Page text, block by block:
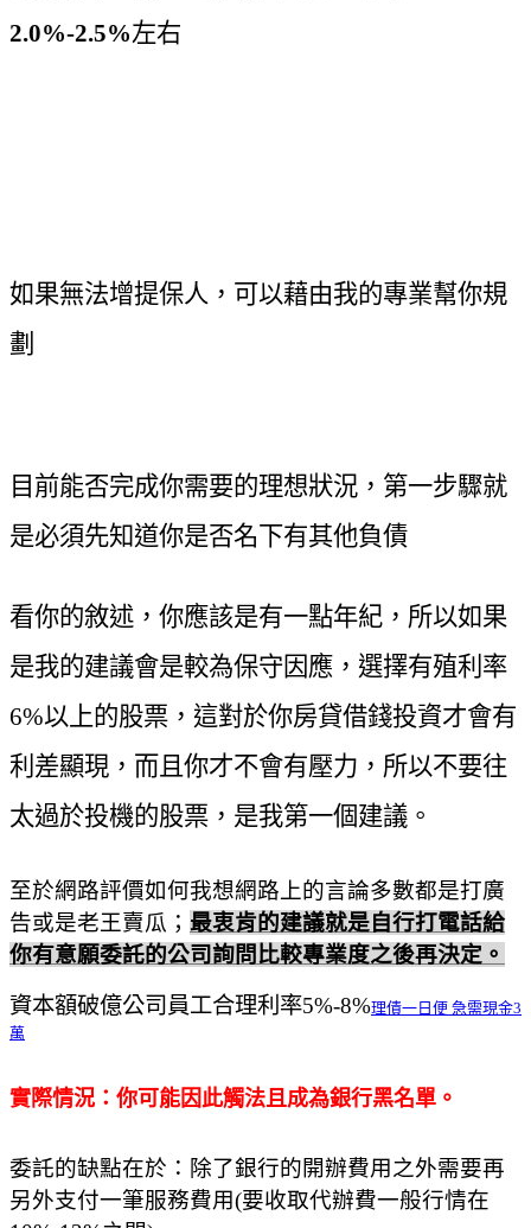
2.0%-2.5%左右
如果無法增提保人，可以藉由我的專業幫你規
劃
目前能否完成你需要的理想狀況，第一步驟就
是必須先知道你是否名下有其他負債
看你的敘述，你應該是有一點年紀，所以如果
是我的建議會是較為保守因應，選擇有殖利率
6%以上的股票，這對於你房貸借錢投資才會有
利差顯現，而且你才不會有壓力，所以不要往
太過於投機的股票，是我第一個建議。
至於網路評價如何我想網路上的言論多數都是打廣
告或是老王賣瓜； 最衷肯的建議就是自行打電話給
你有意願委託的公司詢問比較專業度之後再決定。
資本額破億公司員工合理利率5%-8%理債一日便 急需現金3
萬
實際情況：你可能因此觸法且成為銀行黑名單。
委託的缺點在於：除了銀行的開辦費用之外需要再
另外支付一筆服務費用(要收取代辦費一般行情在